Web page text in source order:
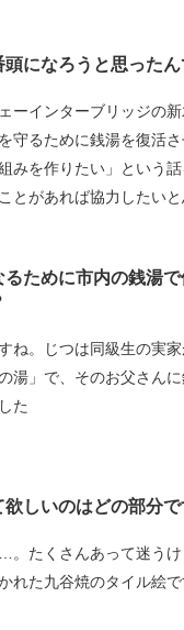
頭になろうと思ったん
ーインターブリッジの
守るために銭湯を復活
みを作りたい」という
とがあれば協力したい
るために市内の銭湯
ね。じつは同級生の実
の湯」で、そのお父さん
た
欲しいのはどの部分で
。たくさんあって迷う
れた九谷焼のタイル絵